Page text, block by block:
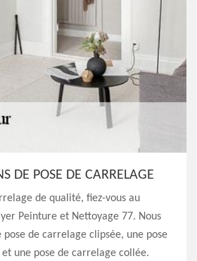
DE POSE DE CARRELAGE
de qualité, fiez-vous au
Peinture et Nettoyage 77. Nous
pose de carrelage clipsée, une pose
une pose de carrelage collée.